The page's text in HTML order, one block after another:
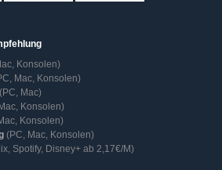
Konsolen)
Mac, Konsolen)
(PC, Mac)
Konsolen)
Konsolen)
(PC, Mac, Konsolen)
Spotify, Disney+ ab 2,17€/M)